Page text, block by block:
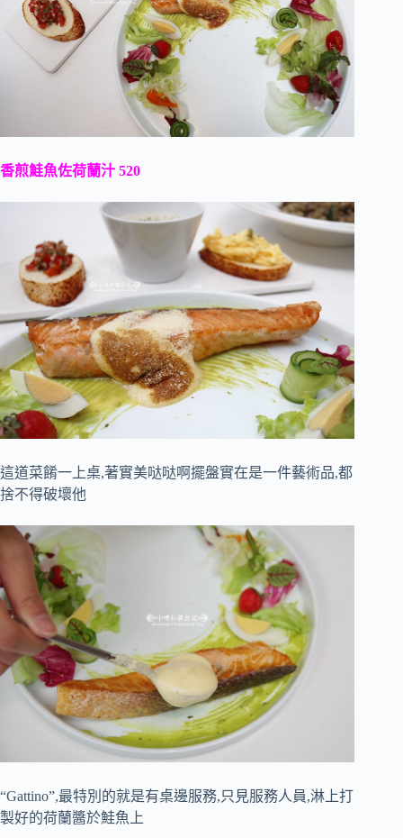
香煎鮭魚佐荷蘭汁 520
這道菜餚一上桌,著實美哒哒啊擺盤實在是一件藝術品,都
捨不得破壞他
“Gattino”,最特別的就是有桌邊服務,只見服務人員,淋上打
製好的荷蘭醬於鮭魚上